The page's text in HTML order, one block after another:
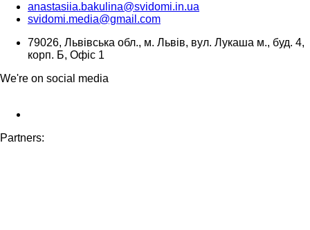
anastasiia.bakulina@svidomi.in.ua
svidomi.media@gmail.com
79026, Львівська обл., м. Львів, вул. Лукаша м., буд. 4,
корп. Б, Офіс 1
We're on social media
Partners: